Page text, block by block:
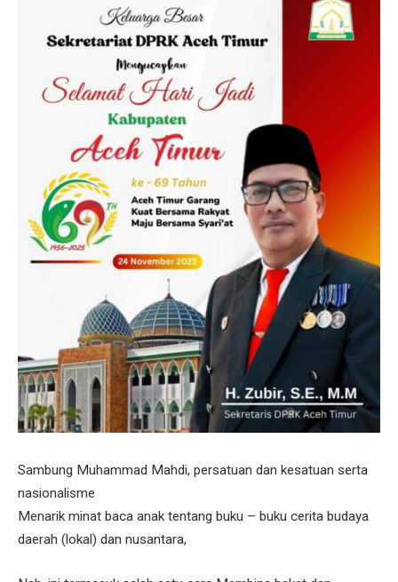
Sambung Muhammad Mahdi, persatuan dan kesatuan serta
nasionalisme
Menarik minat baca anak tentang buku – buku cerita budaya
daerah (lokal) dan nusantara,